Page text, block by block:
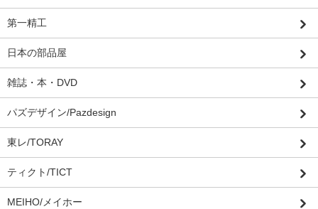
第一精工
日本の部品屋
雑誌・本・DVD
パズデザイン/Pazdesign
東レ/TORAY
ティクト/TICT
MEIHO/メイホー